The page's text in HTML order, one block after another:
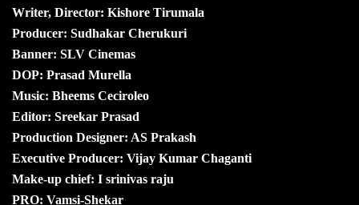
Writer, Director: Kishore Tirumala
Producer: Sudhakar Cherukuri
Banner: SLV Cinemas
DOP: Prasad Murella
Music: Bheems Ceciroleo
Editor: Sreekar Prasad
Production Designer: AS Prakash
Executive Producer: Vijay Kumar Chaganti
Make-up chief: I srinivas raju
PRO: Vamsi-Shekar